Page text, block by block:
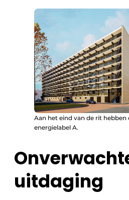
Aan het eind van de rit hebben
energielabel A.
uitdaging